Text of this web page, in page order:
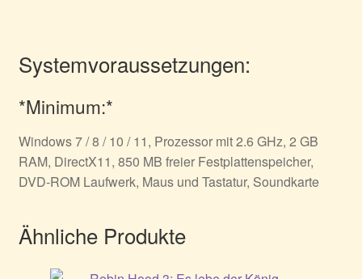
Systemvoraussetzungen:
*Minimum:*
Windows 7 / 8 / 10 / 11, Prozessor mit 2.6 GHz, 2 GB
RAM, DirectX11, 850 MB freier Festplattenspeicher,
DVD-ROM Laufwerk, Maus und Tastatur, Soundkarte
Ähnliche Produkte